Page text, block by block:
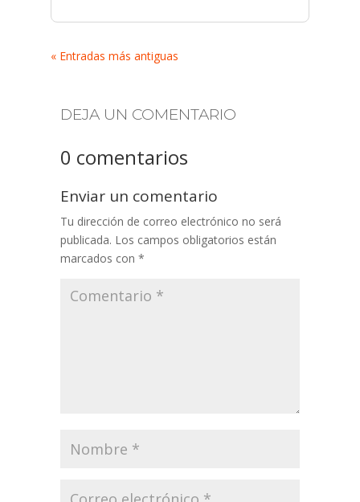
« Entradas más antiguas
DEJA UN COMENTARIO
0 comentarios
Enviar un comentario
Tu dirección de correo electrónico no será
publicada. Los campos obligatorios están
marcados con *